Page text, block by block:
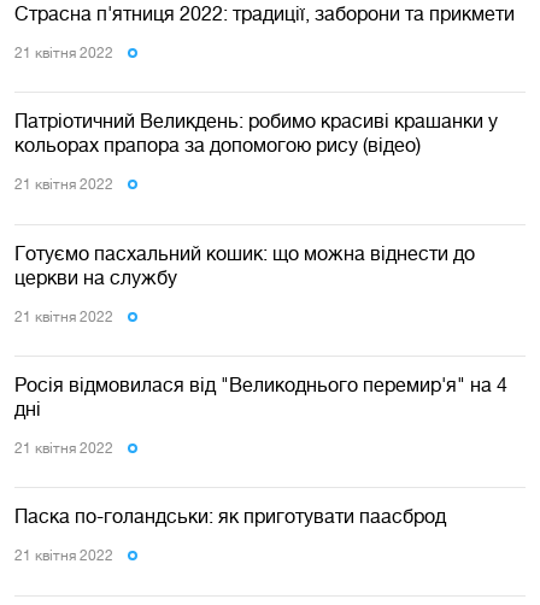
Страсна п'ятниця 2022: традиції, заборони та прикмети
21 квiтня 2022
Патріотичний Великдень: робимо красиві крашанки у
кольорах прапора за допомогою рису (відео)
21 квiтня 2022
Готуємо пасхальний кошик: що можна віднести до
церкви на службу
21 квiтня 2022
Росія відмовилася від "Великоднього перемир'я" на 4
дні
21 квiтня 2022
Паска по-голандськи: як приготувати паасброд
21 квiтня 2022